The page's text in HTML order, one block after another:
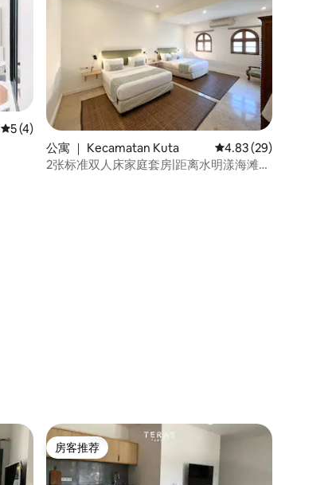
平均评分 5 分（满分 5 分），共 4 条评价
5 (4)
公寓 ｜ Kecamatan Kuta 平均评分 4.83 分（满
4.83 (29)
2张标准双人床家庭套房|距离水明漾海滩50
房客推荐
房客推荐